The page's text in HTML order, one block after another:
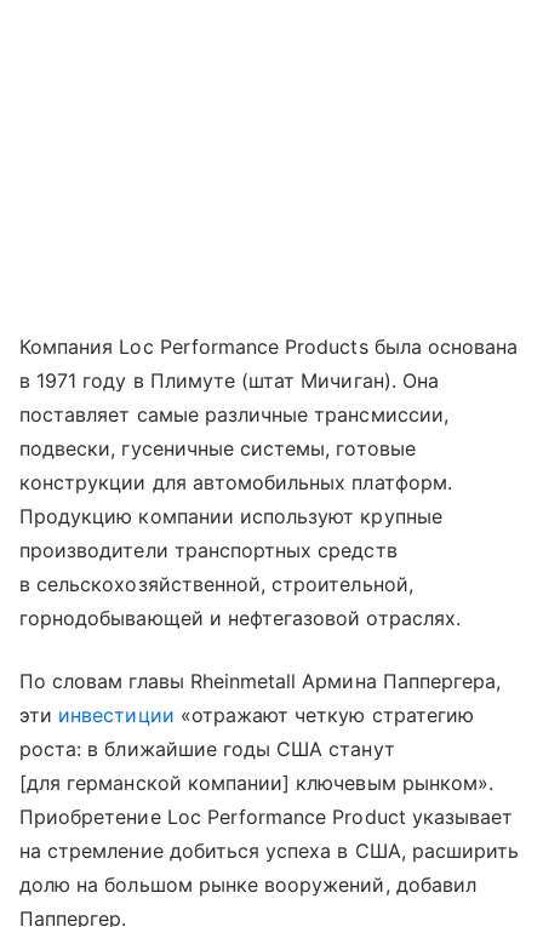
Компания Loc Performance Products была основана
в 1971 году в Плимуте (штат Мичиган). Она
поставляет самые различные трансмиссии,
подвески, гусеничные системы, готовые
конструкции для автомобильных платформ.
Продукцию компании используют крупные
производители транспортных средств
в сельскохозяйственной, строительной,
горнодобывающей и нефтегазовой отраслях.
По словам главы Rheinmetall Армина Паппергера,
эти инвестиции «отражают четкую стратегию
роста: в ближайшие годы США станут
[для германской компании] ключевым рынком».
Приобретение Loc Performance Product указывает
на стремление добиться успеха в США, расширить
долю на большом рынке вооружений, добавил
Паппергер.